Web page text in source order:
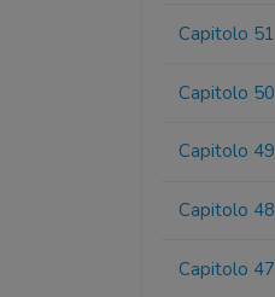
Capitolo 51
Capitolo 50
Capitolo 49
Capitolo 48
Capitolo 47